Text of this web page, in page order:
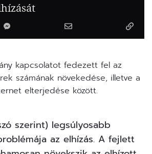
kapcsolatot fedezett fel az
számának növekedése, illetve a
elterjedése között.
szerint) legsúlyosabb
az elhízás. A fejlett